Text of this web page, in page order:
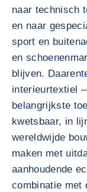
naar technisch
en naar
sport en
en
blijven.
interieurtextiel
belangrijkste
kwetsbaar, in
wereldwijde
maken met
aanhoudende
combinatie met